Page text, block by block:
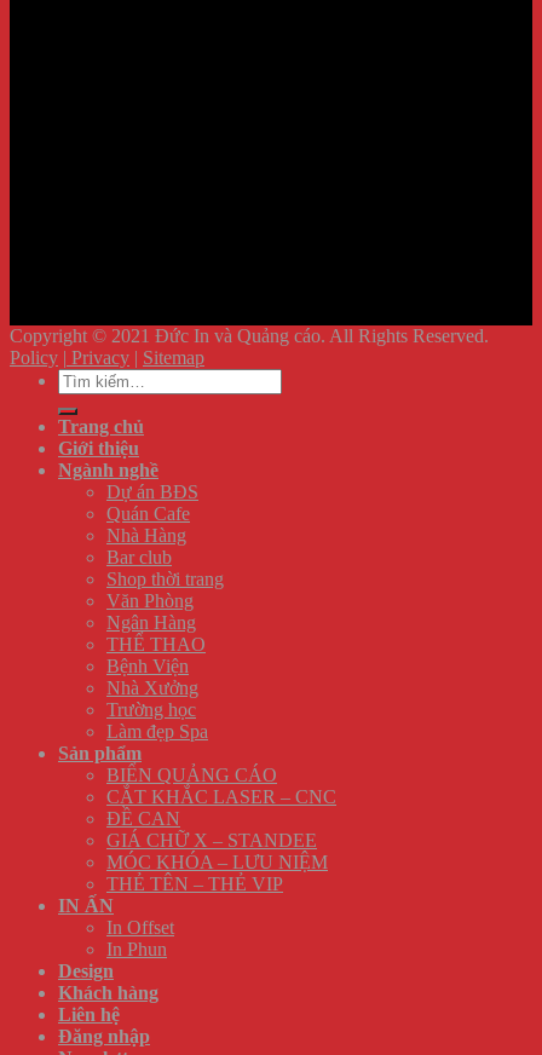
Copyright © 2021 Đức In và Quảng cáo. All Rights Reserved.
Policy | Privacy | Sitemap
Tìm
kiếm:
Trang chủ
Giới thiệu
Ngành nghề
Dự án BĐS
Quán Cafe
Nhà Hàng
Bar club
Shop thời trang
Văn Phòng
Ngân Hàng
THỂ THAO
Bệnh Viện
Nhà Xưởng
Trường học
Làm đẹp Spa
Sản phẩm
BIỂN QUẢNG CÁO
CẮT KHẮC LASER – CNC
ĐỀ CAN
GIÁ CHỮ X – STANDEE
MÓC KHÓA – LƯU NIỆM
THẺ TÊN – THẺ VIP
IN ẤN
In Offset
In Phun
Design
Khách hàng
Liên hệ
Đăng nhập